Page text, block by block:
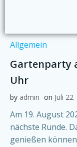
Allgemein
Gartenparty
Uhr
by admin on Juli 22
Am 19. August
nächste Runde.
genießen